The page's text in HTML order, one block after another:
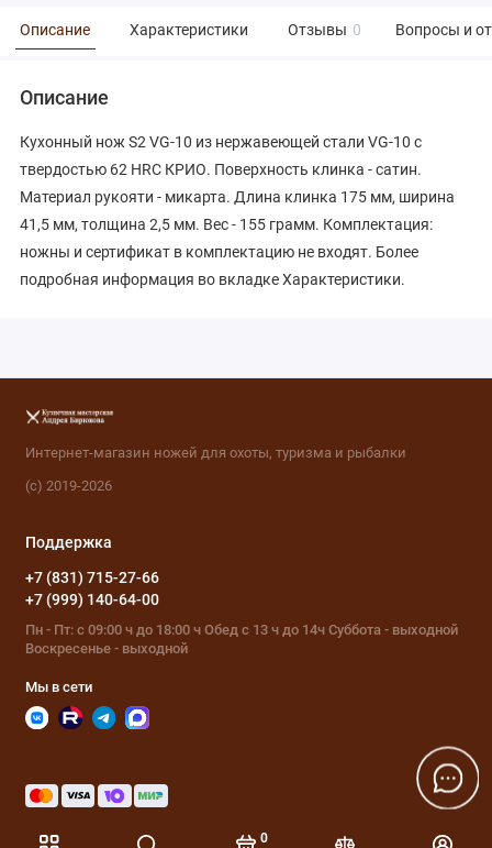
0
Описание Характеристики Отзывы 0 Вопросы и
Описание
Кухонный нож S2 VG-10 из нержавеющей стали VG-10 с
твердостью 62 HRC КРИО. Поверхность клинка - сатин.
Материал рукояти - микарта. Длина клинка 175 мм, ширина
41,5 мм, толщина 2,5 мм. Вес - 155 грамм. Комплектация:
ножны и сертификат в комплектацию не входят. Более
подробная информация во вкладке Характеристики.
Интернет-магазин ножей для охоты, туризма и рыбалки
(с) 2019-2026
Поддержка
+7 (831) 715-27-66
+7 (999) 140-64-00
Пн - Пт: с 09:00 ч до 18:00 ч Обед с 13 ч до 14ч Суббота - выходной
Воскресенье - выходной
Мы в сети